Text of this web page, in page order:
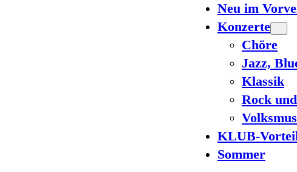
Neu im
Konzerte
Chöre
Jazz,
Klassik
Rock
KLUB-
Sommer